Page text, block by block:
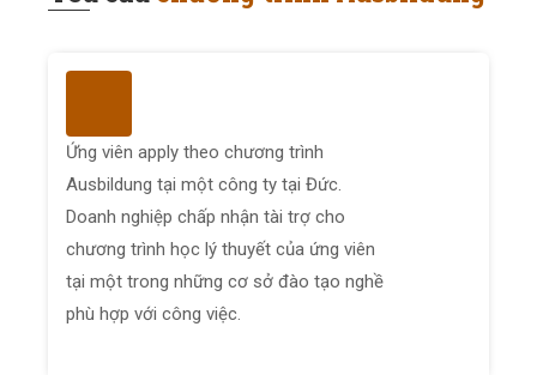
Ứng viên apply theo chương trình
Ausbildung tại một công ty tại Đức.
Doanh nghiệp chấp nhận tài trợ cho
chương trình học lý thuyết của ứng viên
tại một trong những cơ sở đào tạo nghề
phù hợp với công việc.